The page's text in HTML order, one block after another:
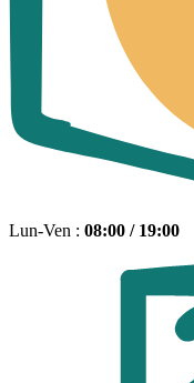
Lun-Ven : 08:00 / 19:00